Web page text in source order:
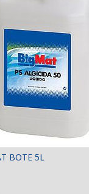
BOTE 5L